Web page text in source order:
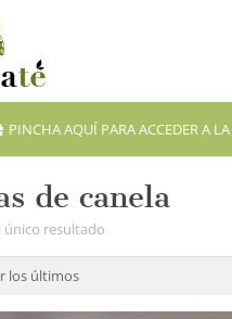
PINCHA AQUÍ PARA ACCEDER A
de canela
resultado